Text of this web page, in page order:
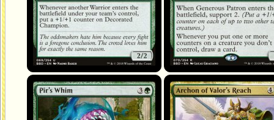
Pir's Whim Archonte de Lice de la Bravoure